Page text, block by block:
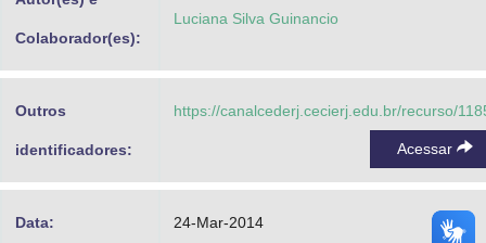
Colaborador(es):
Luciana Silva Guinancio
Outros
identificadores:
https://canalcederj.cecierj.edu.br/recurso/
Acessar
Data: 24-Mar-2014